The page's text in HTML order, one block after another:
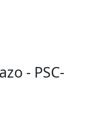
- PSC-